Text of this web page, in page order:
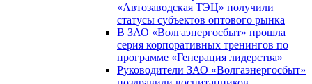
«Автозаводская ТЭЦ» получили
статусы субъектов оптового рынка
В ЗАО «Волгаэнергосбыт» прошла
серия корпоративных тренингов по
программе «Генерация лидерства»
Руководители ЗАО «Волгаэнергосбыт»